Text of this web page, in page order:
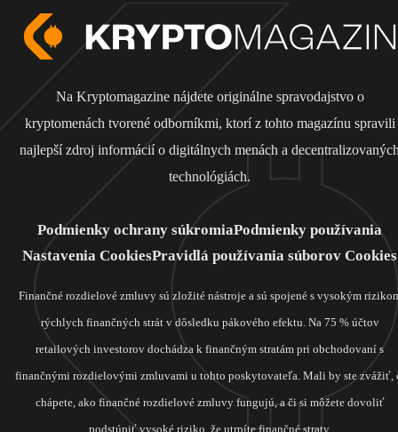
Na Kryptomagazine nájdete originálne spravodajstvo o
kryptomenách tvorené odborníkmi, ktorí z tohto magazínu spravili
najlepší zdroj informácií o digitálnych menách a
technológiách.
Podmienky ochrany súkromiaPodmienky používania
Nastavenia CookiesPravidlá používania súborov Cookies
Finančné rozdielové zmluvy sú zložité nástroje a sú spojené s vysokým
rýchlych finančných strát v dôsledku pákového efektu. Na 75 % účtov
retailových investorov dochádza k finančným stratám pri obchodovaní s
finančnými rozdielovými zmluvami u tohto poskytovateľa. Mali by ste zvážiť,
chápete, ako finančné rozdielové zmluvy fungujú, a či si môžete dovoliť
podstúpiť vysoké riziko, že utrpíte finančné straty.